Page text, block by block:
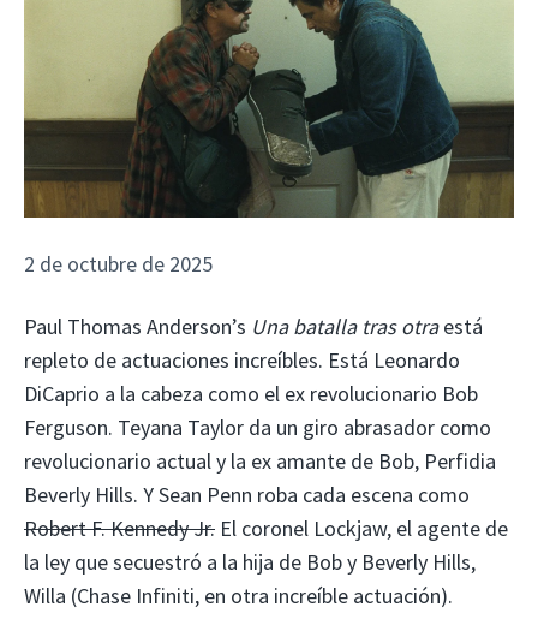
2 de octubre de 2025
Paul Thomas Anderson’s Una batalla tras otraestá
repleto de actuaciones increíbles. Está Leonardo
DiCaprio a la cabeza como el ex revolucionario Bob
Ferguson. Teyana Taylor da un giro abrasador como
revolucionario actual y la ex amante de Bob, Perfidia
Beverly Hills. Y Sean Penn roba cada escena como
Robert F. Kennedy Jr. El coronel Lockjaw, el agente de
la ley que secuestró a la hija de Bob y Beverly Hills,
Willa (Chase Infiniti, en otra increíble actuación).